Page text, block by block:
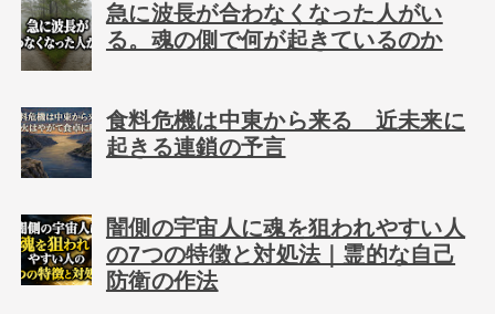
急に波長が合わなくなった人がい
る。魂の側で何が起きているのか
食料危機は中東から来る 近未来に
起きる連鎖の予言
闇側の宇宙人に魂を狙われやすい人
の7つの特徴と対処法｜霊的な自己
防衛の作法